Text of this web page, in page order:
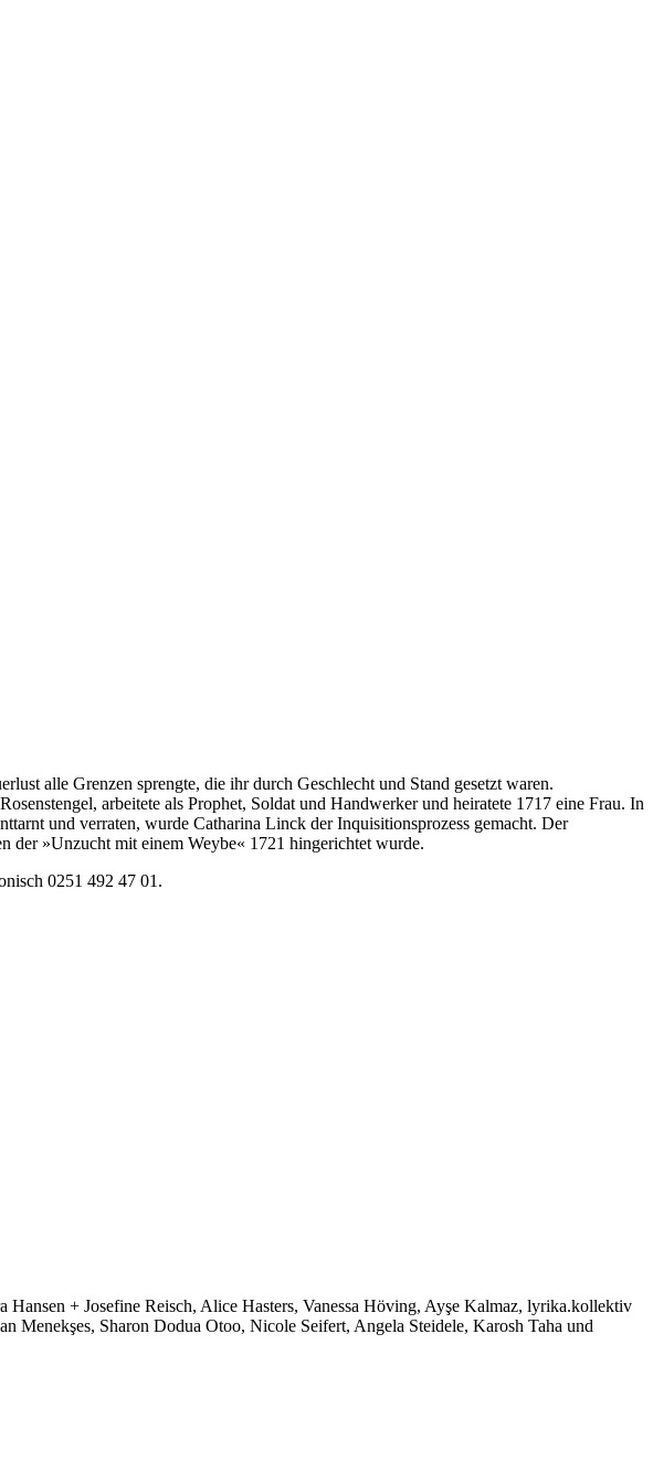
alle Grenzen sprengte, die ihr durch Geschlecht und Stand gesetzt waren.
arbeitete als Prophet, Soldat und Handwerker und heiratete 1717 eine Frau. In
und verraten, wurde Catharina Linck der Inquisitionsprozess gemacht. Der
der »Unzucht mit einem Weybe« 1721 hingerichtet wurde.
0251 492 47 01.
+ Josefine Reisch, Alice Hasters, Vanessa Höving, Ayşe Kalmaz, lyrika.kollektiv
Sharon Dodua Otoo, Nicole Seifert, Angela Steidele, Karosh Taha und